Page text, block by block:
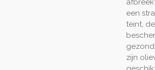
een
teint,
zijn